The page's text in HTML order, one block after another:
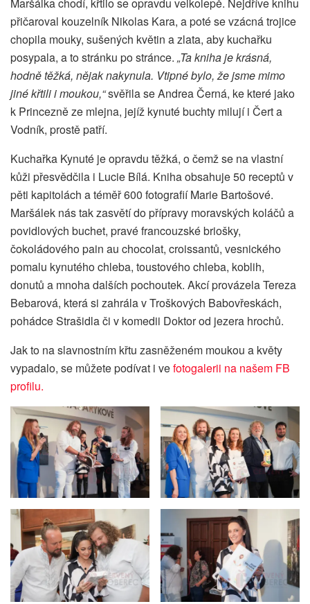
Maršálka chodí, křtilo se opravdu velkolepě. Nejdříve knihu
přičaroval kouzelník Nikolas Kara, a poté se vzácná trojice
chopila mouky, sušených květin a zlata, aby kuchařku
posypala, a to stránku po stránce. „Ta kniha je krásná,
hodně těžká, nějak nakynula. Vtipné bylo, že jsme mimo
jiné křtili i moukou,“svěřila se Andrea Černá, ke které jako
k Princezně ze mlejna, jejíž kynuté buchty milují i Čert a
Vodník, prostě patří.
Kuchařka Kynuté je opravdu těžká, o čemž se na vlastní
kůži přesvědčila i Lucie Bílá. Kniha obsahuje 50 receptů v
pěti kapitolách a téměř 600 fotografií Marie Bartošové.
Maršálek nás tak zasvětí do přípravy moravských koláčů a
povidlových buchet, pravé francouzské briošky,
čokoládového pain au chocolat, croissantů, vesnického
pomalu kynutého chleba, toustového chleba, koblih,
donutů a mnoha dalších pochoutek. Akcí provázela Tereza
Bebarová, která si zahrála v Troškových Babovřeskách,
pohádce Strašidla či v komedii Doktor od jezera hrochů.
Jak to na slavnostním křtu zasněženém moukou a květy
vypadalo, se můžete podívat i vefotogalerii na našem FB
profilu.